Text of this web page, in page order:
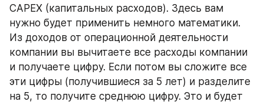
CAPEX (капитальных расходов). Здесь вам
нужно будет применить немного математики.
Из доходов от операционной деятельности
компании вы вычитаете все расходы компании
и получаете цифру. Если потом вы сложите все
эти цифры (получившиеся за 5 лет) и разделите
на 5, то получите среднюю цифру. Это и будет